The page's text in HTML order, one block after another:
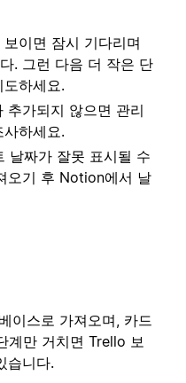
이면 잠시 기다리며
. 그런 다음 더 작은 단
하세요.
추가되지 않으면 관리
하세요.
날짜가 잘못 표시될 수
오기 후 Notion에서 날
이스로 가져오며, 카드
계만 거치면 Trello 보
습니다.